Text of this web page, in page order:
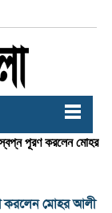
পূরণ করলেন মোহর
করলেন মোহর আলী